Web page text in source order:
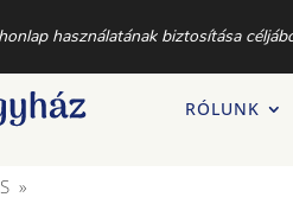
RÓLUNK
»
használatának biztosítása